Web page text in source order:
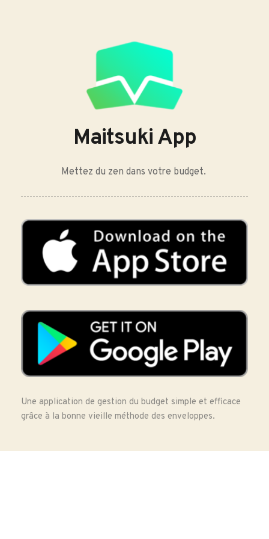
Maitsuki App
Mettez du zen dans votre budget.
Une application de gestion du budget simple et efficace
grâce à la bonne vieille méthode des enveloppes.